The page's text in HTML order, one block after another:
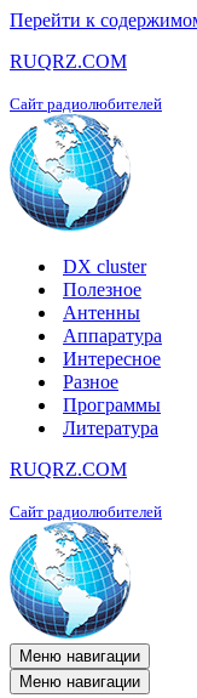
Перейти к
RUQRZ.COM
Сайт радиолюбителей
DX cluster
Полезное
Антенны
Аппаратура
Интересное
Разное
Программы
Литература
RUQRZ.COM
Сайт радиолюбителей
Меню навигации
Меню навигации